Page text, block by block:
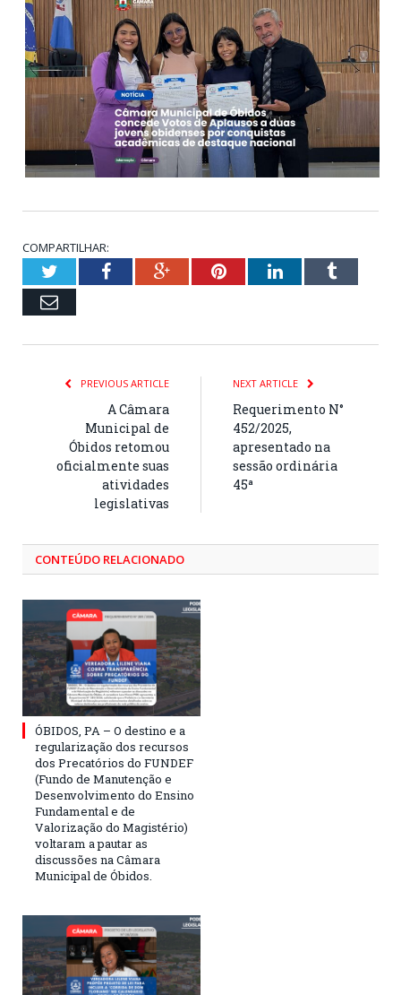
COMPARTILHAR:
TwitterFacebookGoogle+PinterestLinkedInTumblr
Email
PREVIOUS ARTICLE
A Câmara
Municipal de
Óbidos retomou
oficialmente suas
atividades
legislativas
NEXT ARTICLE
Requerimento N°
452/2025,
apresentado na
sessão ordinária
45ª
CONTEÚDO RELACIONADO
ÓBIDOS, PA – O destino e a
regularização dos recursos
dos Precatórios do FUNDEF
(Fundo de Manutenção e
Desenvolvimento do Ensino
Fundamental e de
Valorização do Magistério)
voltaram a pautar as
discussões na Câmara
Municipal de Óbidos.